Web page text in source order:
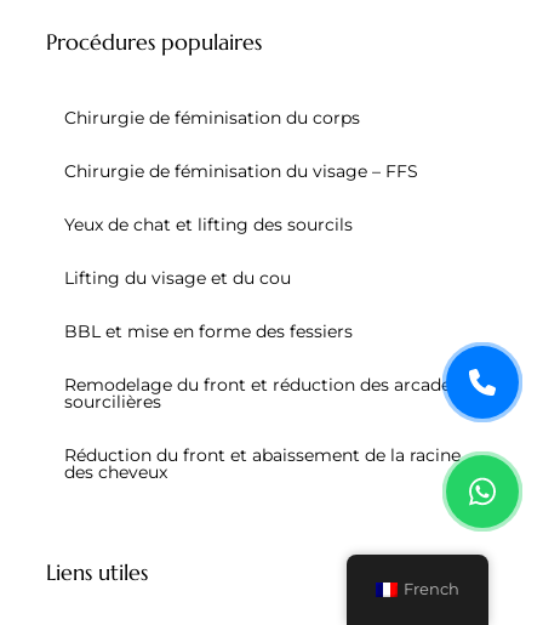
Procédures populaires
Chirurgie de féminisation du corps
Chirurgie de féminisation du visage – FFS
Yeux de chat et lifting des sourcils
Lifting du visage et du cou
BBL et mise en forme des fessiers
Remodelage du front et réduction des arcades
sourcilières
Réduction du front et abaissement de la racine
des cheveux
Liens utiles
French